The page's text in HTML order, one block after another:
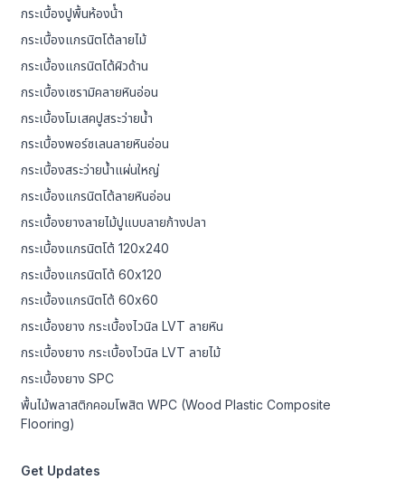
กระเบื้องปูพื้นห้องน้ํา
กระเบื้องแกรนิตโต้ลายไม้
กระเบื้องแกรนิตโต้ผิวด้าน
กระเบื้องเซรามิคลายหินอ่อน
กระเบื้องโมเสคปูสระว่ายน้ำ
กระเบื้องพอร์ซเลนลายหินอ่อน
กระเบื้องสระว่ายน้ำแผ่นใหญ่
กระเบื้องแกรนิตโต้ลายหินอ่อน
กระเบื้องยางลายไม้ปูแบบลายก้างปลา
กระเบื้องแกรนิตโต้ 120x240
กระเบื้องแกรนิตโต้ 60x120
กระเบื้องแกรนิตโต้ 60x60
กระเบื้องยาง กระเบื้องไวนิล LVT ลายหิน
กระเบื้องยาง กระเบื้องไวนิล LVT ลายไม้
กระเบื้องยาง SPC
พื้นไม้พลาสติกคอมโพสิต WPC (Wood Plastic Composite
Flooring)
Get Updates